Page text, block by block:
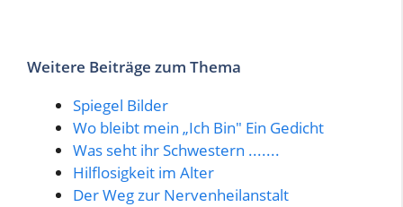
Weitere Beiträge zum Thema
Spiegel Bilder
Wo bleibt mein „Ich Bin" Ein Gedicht
Was seht ihr Schwestern .......
Hilflosigkeit im Alter
Der Weg zur Nervenheilanstalt